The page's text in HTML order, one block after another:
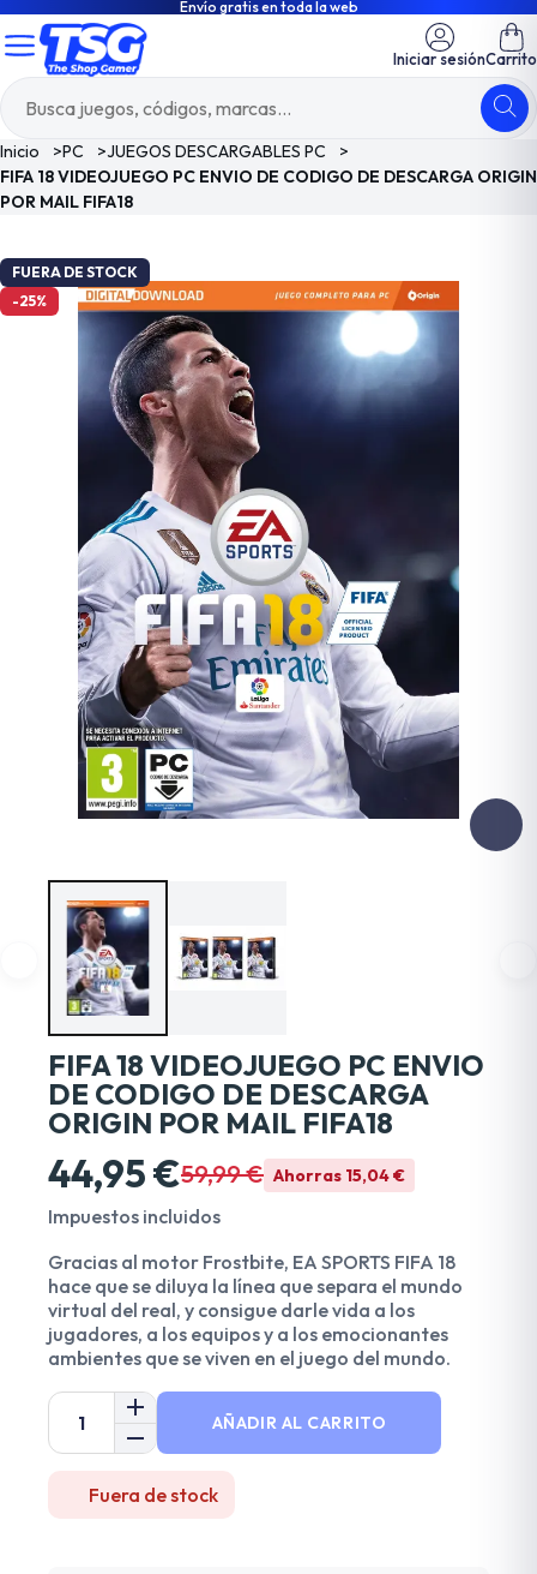
Envío gratis en toda la web
Iniciar sesiónCarrito
Inicio >PC >JUEGOS DESCARGABLES PC
>
FIFA 18 VIDEOJUEGO PC ENVIO DE CODIGO DE DESCARGA ORIGIN
POR MAIL FIFA18
FUERA DE STOCK
-25%
FIFA 18 VIDEOJUEGO PC ENVIO
DE CODIGO DE DESCARGA
ORIGIN POR MAIL FIFA18
44,95 €59,99 € Ahorras 15,04 €
Impuestos incluidos
Gracias al motor Frostbite, EA SPORTS FIFA 18
hace que se diluya la línea que separa el mundo
virtual del real, y consigue darle vida a los
jugadores, a los equipos y a los emocionantes
ambientes que se viven en el juego del mundo.
AÑADIR AL CARRITO
Fuera de stock